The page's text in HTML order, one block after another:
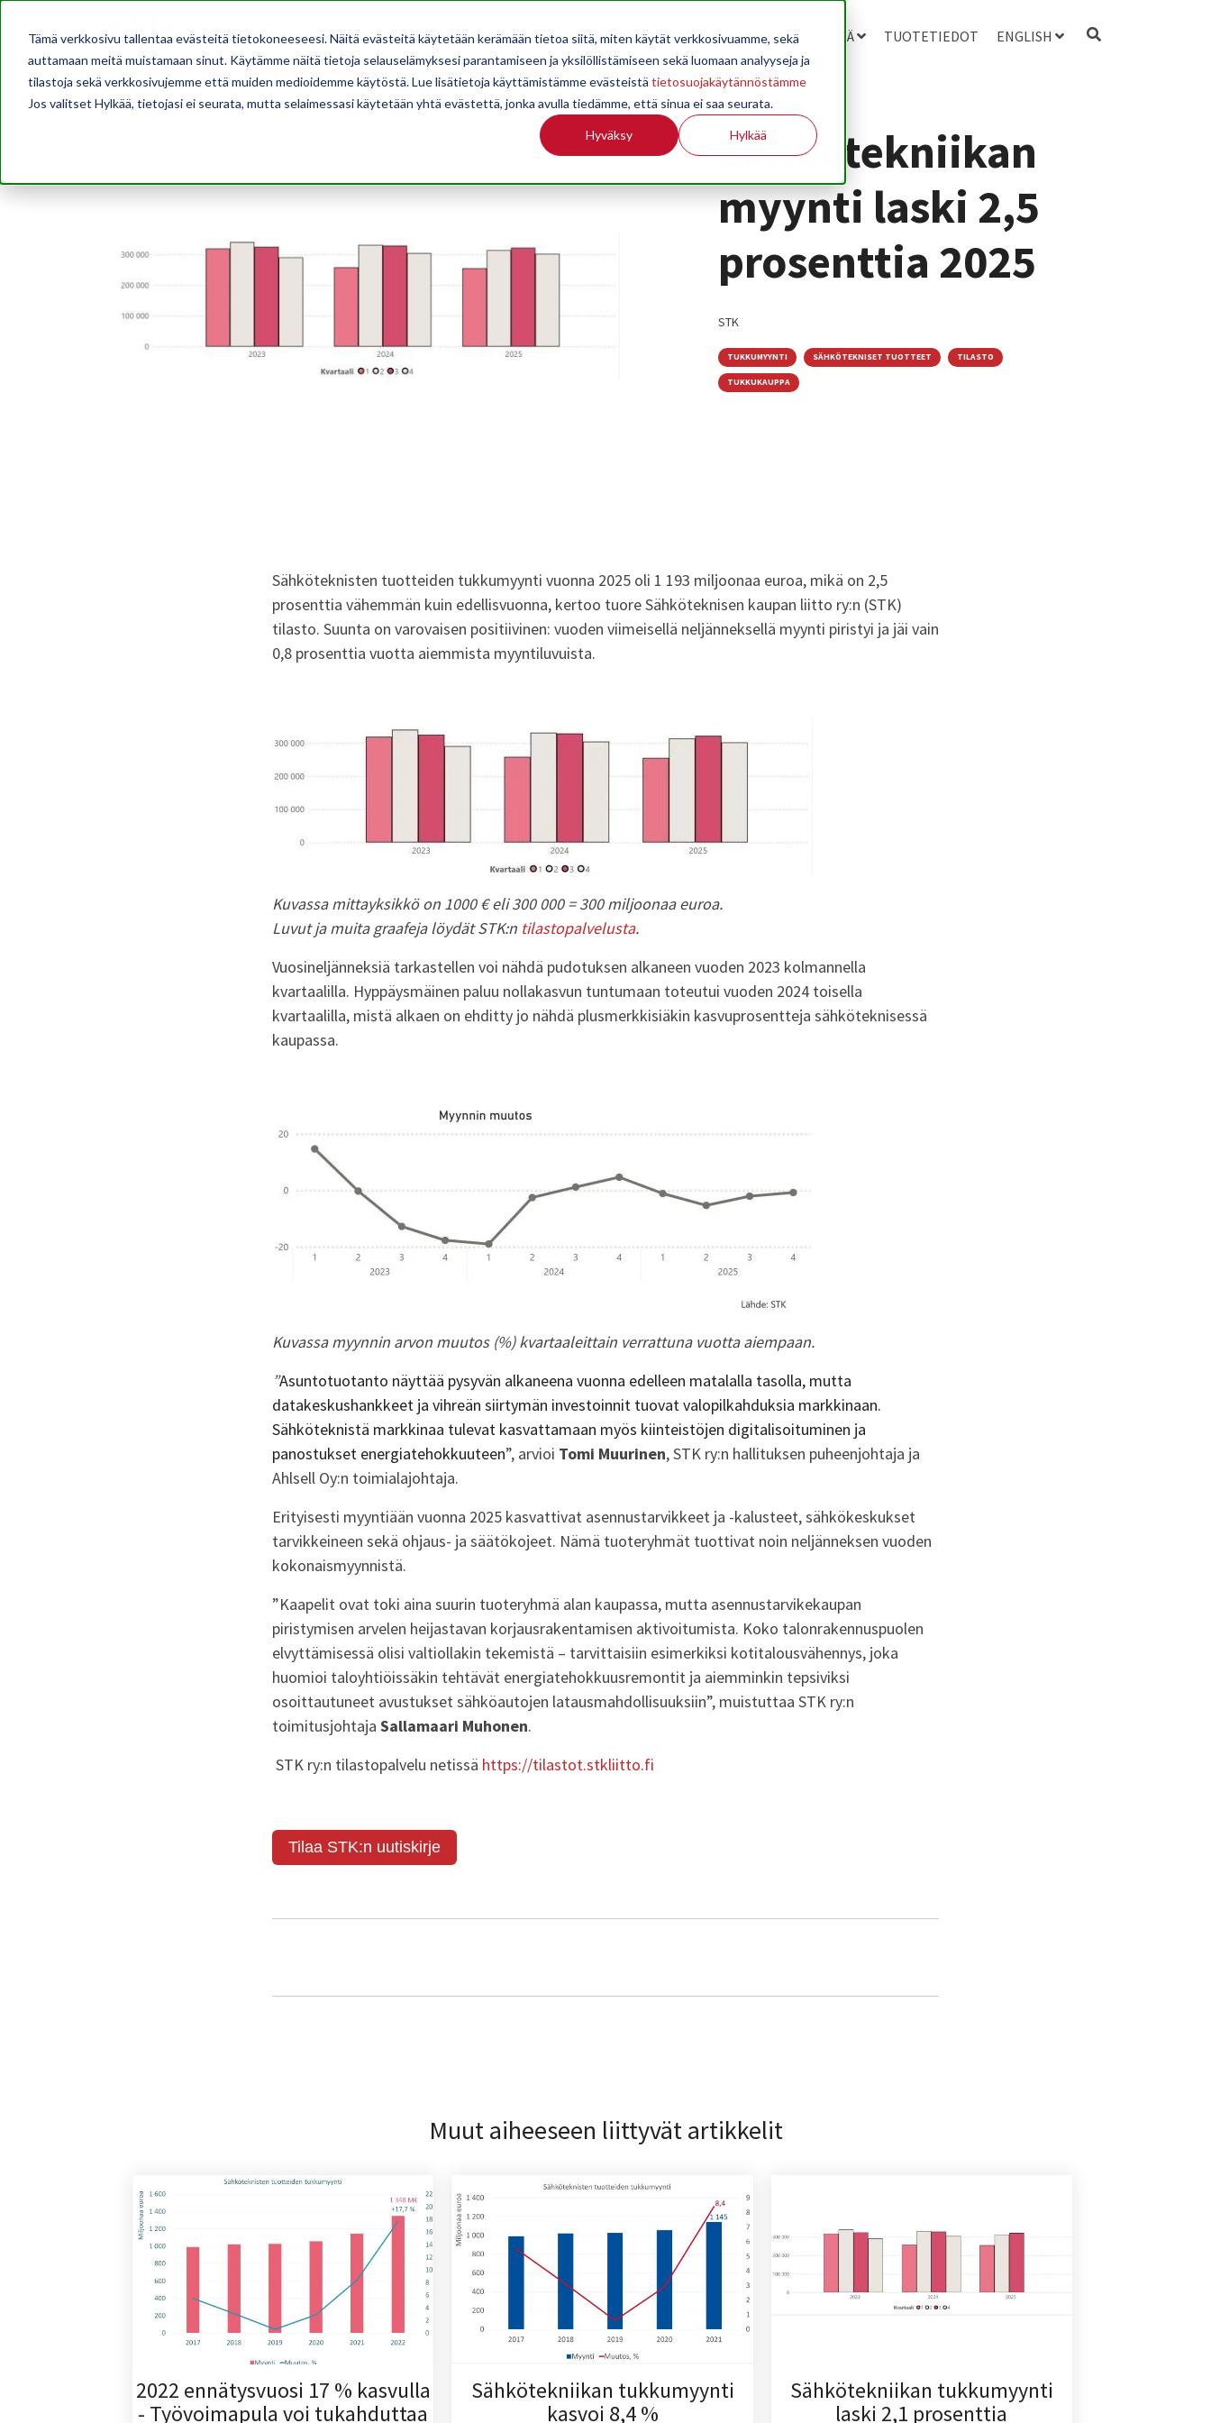
Tämä verkkosivu tallentaa evästeitä tietokoneeseesi. Näitä evästeitä käytetään kerämään tietoa siitä, miten käytät verkkosivuamme, sekä
auttamaan meitä muistamaan sinut. Käytämme näitä tietoja selauselämyksesi parantamiseen ja yksilöllistämiseen sekä luomaan analyyseja ja
tilastoja sekä verkkosivujemme että muiden medioidemme käytöstä. Lue lisätietoja käyttämistämme evästeistä tietosuojakäytännöstämme
Jos valitset Hylkää, tietojasi ei seurata, mutta selaimessasi käytetään yhtä evästettä, jonka avulla tiedämme, että sinua ei saa seurata.
Hyväksy Hylkää
AJANKOHTAISTA OPPILAITOKSILLE JÄSENYYS TILASTOINTI TIETOA MEISTÄ TUOTETIEDOT ENGLISH
Sähkötekniikan
myynti laski 2,5
prosenttia 2025
STK
TUKKUMYYNTI SÄHKÖTEKNISET TUOTTEET TILASTO
TUKKUKAUPPA
Sähköteknisten tuotteiden tukkumyynti vuonna 2025 oli 1 193 miljoonaa euroa, mikä on 2,5
prosenttia vähemmän kuin edellisvuonna, kertoo tuore Sähköteknisen kaupan liitto ry:n (STK)
tilasto. Suunta on varovaisen positiivinen: vuoden viimeisellä neljänneksellä myynti piristyi ja jäi vain
0,8 prosenttia vuotta aiemmista myyntiluvuista.
Kuvassa mittayksikkö on 1000 € eli 300 000 = 300 miljoonaa euroa.
Luvut ja muita graafeja löydät STK:n tilastopalvelusta.
Vuosineljänneksiä tarkastellen voi nähdä pudotuksen alkaneen vuoden 2023 kolmannella
kvartaalilla. Hyppäysmäinen paluu nollakasvun tuntumaan toteutui vuoden 2024 toisella
kvartaalilla, mistä alkaen on ehditty jo nähdä plusmerkkisiäkin kasvuprosentteja sähköteknisessä
kaupassa.
Kuvassa myynnin arvon muutos (%) kvartaaleittain verrattuna vuotta aiempaan.
”Asuntotuotanto näyttää pysyvän alkaneena vuonna edelleen matalalla tasolla, mutta
datakeskushankkeet ja vihreän siirtymän investoinnit tuovat valopilkahduksia markkinaan.
Sähköteknistä markkinaa tulevat kasvattamaan myös kiinteistöjen digitalisoituminen ja
panostukset energiatehokkuuteen”, arvioi Tomi Muurinen, STK ry:n hallituksen puheenjohtaja ja
Ahlsell Oy:n toimialajohtaja.
Erityisesti myyntiään vuonna 2025 kasvattivat asennustarvikkeet ja -kalusteet, sähkökeskukset
tarvikkeineen sekä ohjaus- ja säätökojeet. Nämä tuoteryhmät tuottivat noin neljänneksen vuoden
kokonaismyynnistä.
”Kaapelit ovat toki aina suurin tuoteryhmä alan kaupassa, mutta asennustarvikekaupan
piristymisen arvelen heijastavan korjausrakentamisen aktivoitumista. Koko talonrakennuspuolen
elvyttämisessä olisi valtiollakin tekemistä – tarvittaisiin esimerkiksi kotitalousvähennys, joka
huomioi taloyhtiöissäkin tehtävät energiatehokkuusremontit ja aiemminkin tepsiviksi
osoittautuneet avustukset sähköautojen latausmahdollisuuksiin”, muistuttaa STK ry:n
toimitusjohtaja Sallamaari Muhonen.
STK ry:n tilastopalvelu netissä https://tilastot.stkliitto.fi
Tilaa STK:n uutiskirje
Muut aiheeseen liittyvät artikkelit
2022 ennätysvuosi 17 % kasvulla
- Työvoimapula voi tukahduttaa
Sähkötekniikan tukkumyynti
kasvoi 8,4 %
Sähkötekniikan tukkumyynti
laski 2,1 prosenttia